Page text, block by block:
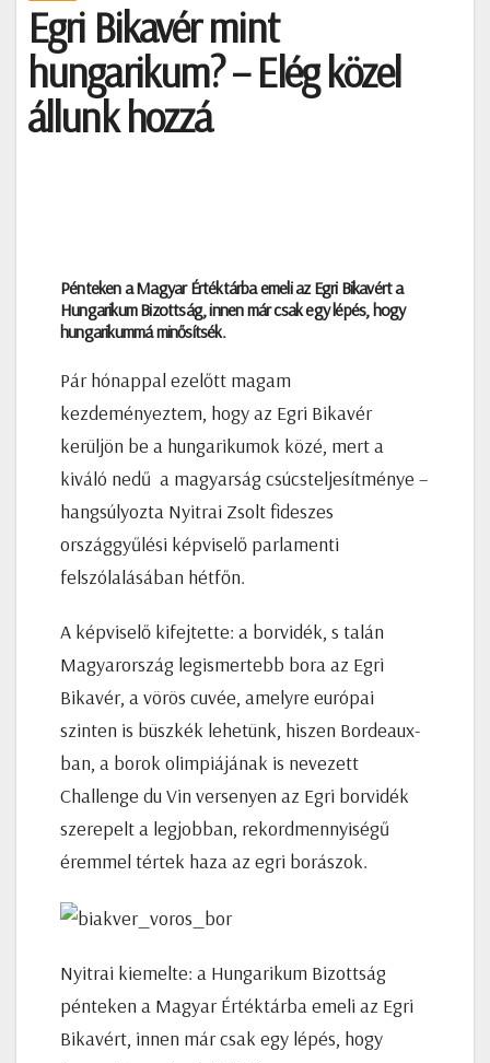
Egri Bikavér mint
hungarikum? – Elég közel
állunk hozzá
Pénteken a Magyar Értéktárba emeli az Egri Bikavért a
Hungarikum Bizottság, innen már csak egy lépés, hogy
hungarikummá minősítsék.
Pár hónappal ezelőtt magam
kezdeményeztem, hogy az Egri Bikavér
kerüljön be a hungarikumok közé, mert a
kiváló nedű a magyarság csúcsteljesítménye –
hangsúlyozta Nyitrai Zsolt fideszes
országgyűlési képviselő parlamenti
felszólalásában hétfőn.
A képviselő kifejtette: a borvidék, s talán
Magyarország legismertebb bora az Egri
Bikavér, a vörös cuvée, amelyre európai
szinten is büszkék lehetünk, hiszen Bordeaux-
ban, a borok olimpiájának is nevezett
Challenge du Vin versenyen az Egri borvidék
szerepelt a legjobban, rekordmennyiségű
éremmel tértek haza az egri borászok.
Nyitrai kiemelte: a Hungarikum Bizottság
pénteken a Magyar Értéktárba emeli az Egri
Bikavért, innen már csak egy lépés, hogy